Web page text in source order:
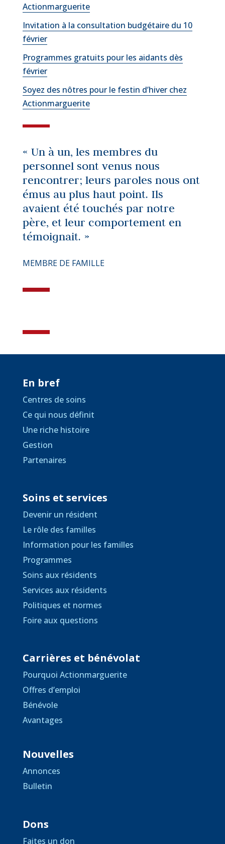
Actionmarguerite
Invitation à la consultation budgétaire du 10
février
Programmes gratuits pour les aidants dès
février
Soyez des nôtres pour le festin d’hiver chez
Actionmarguerite
« Un à un, les membres du
personnel sont venus nous
rencontrer; leurs paroles nous ont
émus au plus haut point. Ils
avaient été touchés par notre
père, et leur comportement en
témoignait. »
MEMBRE DE FAMILLE
En bref
Centres de soins
Ce qui nous définit
Une riche histoire
Gestion
Partenaires
Soins et services
Devenir un résident
Le rôle des familles
Information pour les familles
Programmes
Soins aux résidents
Services aux résidents
Politiques et normes
Foire aux questions
Carrières et bénévolat
Pourquoi Actionmarguerite
Offres d’emploi
Bénévole
Avantages
Nouvelles
Annonces
Bulletin
Dons
Faites un don